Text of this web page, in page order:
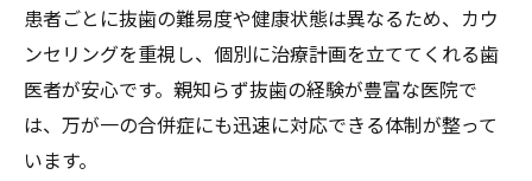
事前相談で安心できる歯医者の活用法
親知らず抜歯における歯医者の説明の重要
性
初めての抜歯を支える歯医者の心配りとは
患者ごとに抜歯の難易度や健康状態は異なるため、カウ
ンセリングを重視し、個別に治療計画を立ててくれる歯
医者が安心です。親知らず抜歯の経験が豊富な医院で
は、万が一の合併症にも迅速に対応できる体制が整って
います。